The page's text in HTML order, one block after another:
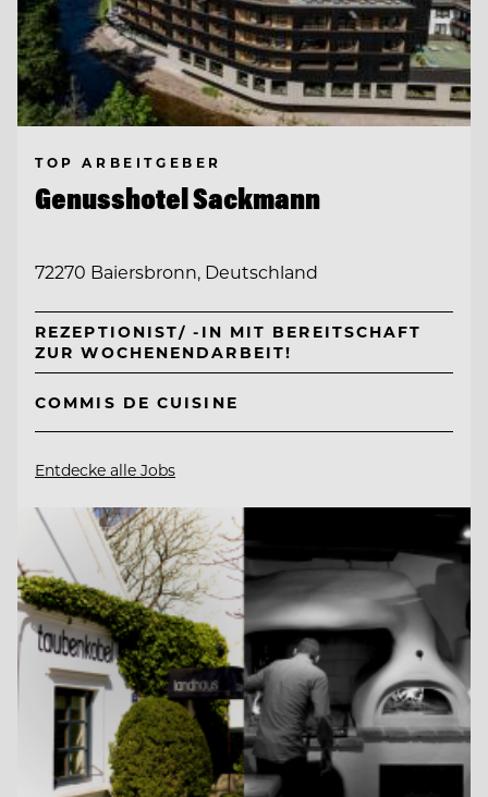
TOP ARBEITGEBER
Genusshotel Sackmann
72270 Baiersbronn, Deutschland
REZEPTIONIST/ -IN MIT BEREITSCHAFT
ZUR WOCHENENDARBEIT!
COMMIS DE CUISINE
Entdecke alle Jobs